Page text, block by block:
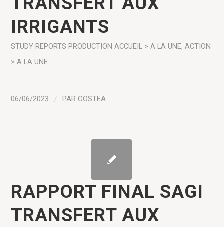
IRRIGANTS
STUDY REPORTS PRODUCTION ACCUEIL > A LA UNE,ACTION
> A LA UNE
06/06/2023 / PARCOSTEA
RAPPORT FINAL SAGI
TRANSFERT AUX